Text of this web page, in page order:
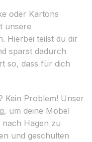
oder Kartons
unsere
Hierbei teilst du dir
sparst dadurch
so, dass für dich
Kein Problem! Unser
um deine Möbel
Hagen zu
und geschulten